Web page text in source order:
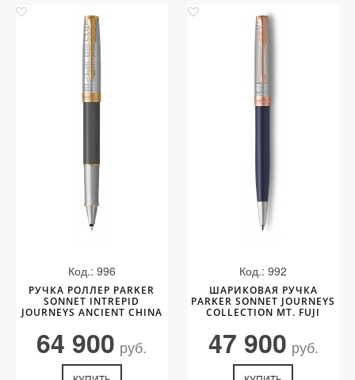
Код.: 996
РУЧКА РОЛЛЕР PARKER
SONNET INTREPID
JOURNEYS ANCIENT CHINA
64 900 руб.
Код.: 992
ШАРИКОВАЯ РУЧКА
PARKER SONNET JOURNEYS
COLLECTION MT. FUJI
47 900 руб.